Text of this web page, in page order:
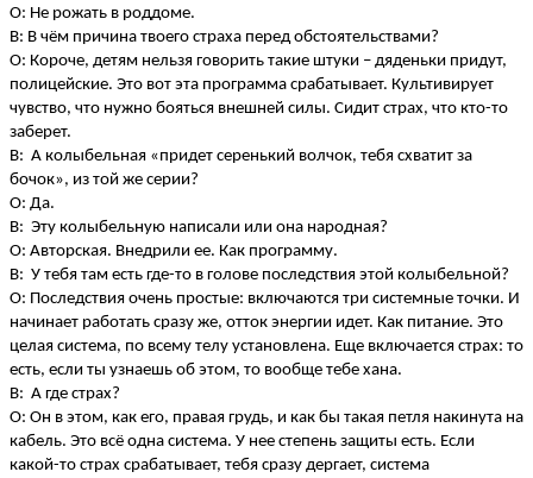
О: Не рожать в роддоме.
В: В чём причина твоего страха перед обстоятельствами?
О: Короче, детям нельзя говорить такие штуки – дяденьки придут,
полицейские. Это вот эта программа срабатывает. Культивирует
чувство, что нужно бояться внешней силы. Сидит страх, что кто-то
заберет.
В: А колыбельная «придет серенький волчок, тебя схватит за
бочок», из той же серии?
О: Да.
В: Эту колыбельную написали или она народная?
О: Авторская. Внедрили ее. Как программу.
В: У тебя там есть где-то в голове последствия этой колыбельной?
О: Последствия очень простые: включаются три системные точки. И
начинает работать сразу же, отток энергии идет. Как питание. Это
целая система, по всему телу установлена. Еще включается страх: то
есть, если ты узнаешь об этом, то вообще тебе хана.
В: А где страх?
О: Он в этом, как его, правая грудь, и как бы такая петля накинута на
кабель. Это всё одна система. У нее степень защиты есть. Если
какой-то страх срабатывает, тебя сразу дергает, система